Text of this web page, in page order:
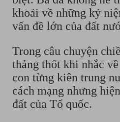
khoải về những kỷ
vấn đề lớn của đất
Trong câu chuyện
thảng thốt khi nhắc
con từng kiên trung
cách mạng nhưng
đất của Tổ quốc.